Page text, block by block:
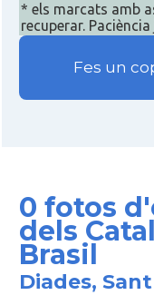
* els marcats amb
recuperar.
Fes un
0 fotos
dels
Brasil
Diades,